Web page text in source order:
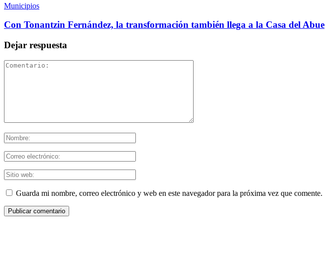
Municipios
Con Tonantzin Fernández, la transformación también llega a la Casa del Abue
Dejar respuesta
Guarda mi nombre, correo electrónico y web en este navegador para la próxima vez que comente.